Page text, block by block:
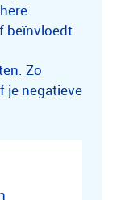
beïnvloedt.
Zo
je negatieve